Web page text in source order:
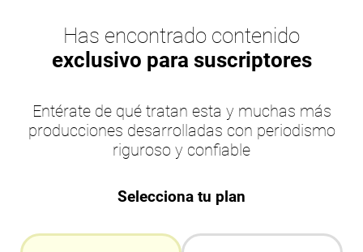
Has encontrado contenido
exclusivo para suscriptores
Entérate de qué tratan esta y muchas más
producciones desarrolladas con periodismo
riguroso y confiable
Selecciona tu plan